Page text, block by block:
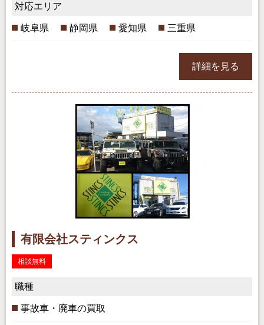
対応エリア
岐阜県 静岡県 愛知県 三重県
詳細を見る
有限会社スティンクス
相談無料
職種
事故車・廃車の買取